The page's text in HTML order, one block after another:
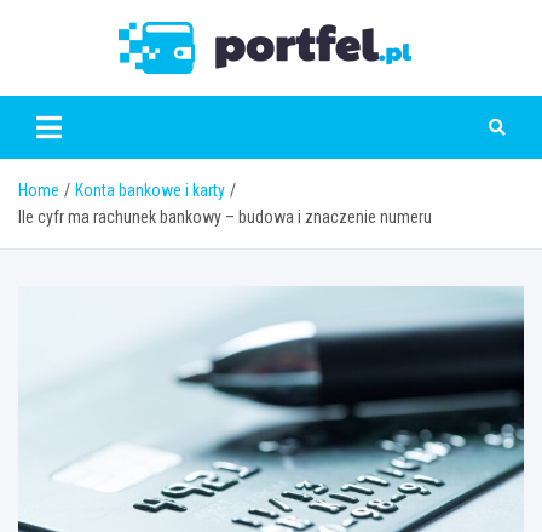
Home
Konta bankowe i karty
Ile cyfr ma rachunek bankowy – budowa i znaczenie numeru